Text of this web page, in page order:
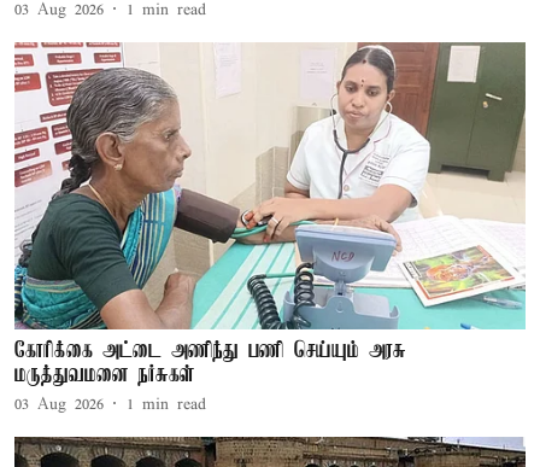
03 Aug 2026 1 min read
கோரிக்கை அட்டை அணிந்து பணி செய்யும் அரசு
மருத்துவமனை நர்சுகள்
03 Aug 2026 1 min read